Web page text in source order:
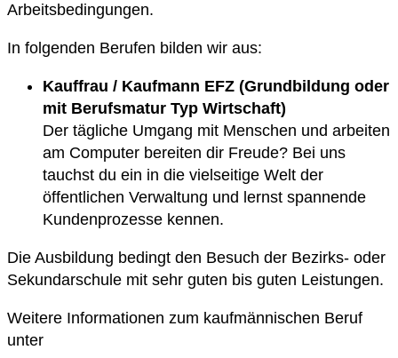
Arbeitsbedingungen.
In folgenden Berufen bilden wir aus:
Kauffrau / Kaufmann EFZ (Grundbildung oder
mit Berufsmatur Typ Wirtschaft)
Der tägliche Umgang mit Menschen und arbeiten
am Computer bereiten dir Freude? Bei uns
tauchst du ein in die vielseitige Welt der
öffentlichen Verwaltung und lernst spannende
Kundenprozesse kennen.
Die Ausbildung bedingt den Besuch der Bezirks- oder
Sekundarschule mit sehr guten bis guten Leistungen.
Weitere Informationen zum kaufmännischen Beruf
unter